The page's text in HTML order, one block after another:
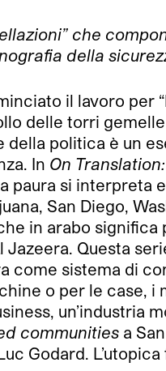
che
della
il lavoro per
delle torri
della politica è un
In On
paura si interpreta
San Diego,
che in arabo
Questa
come sistema di
o per le case,
un’industria
communities a
Godard.